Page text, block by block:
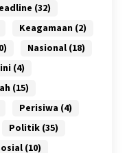
(32)
Keagamaan (2)
Nasional(18)
(4)
(15)
Perisiwa (4)
Politik(35)
(10)